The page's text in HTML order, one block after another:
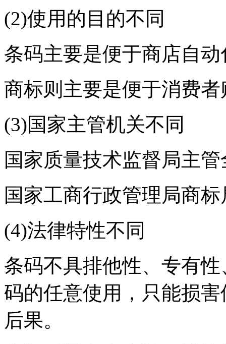
(2)使用的目的不同
条码主要是便于商店自
商标则主要是便于消费
(3)国家主管机关不同
国家质量技术监督局主
国家工商行政管理局商
(4)法律特性不同
条码不具排他性、专有
码的任意使用，只能损
后果。